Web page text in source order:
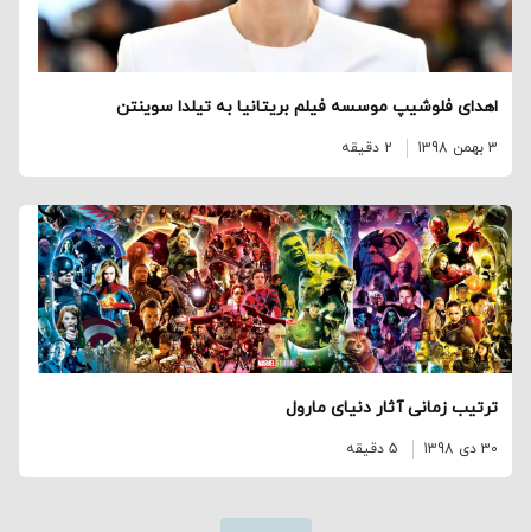
اهدای فلوشیپ موسسه فیلم بریتانیا به تیلدا سوینتن
3 بهمن 1398 2 دقیقه
ترتیب زمانی آثار دنیای مارول
30 دی 1398 5 دقیقه